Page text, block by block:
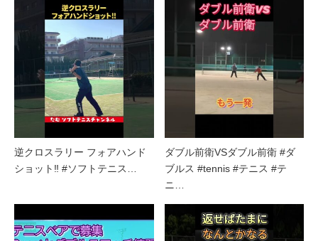
逆クロスラリー フォアハンド
ショット‼︎ #ソフトテニス…
ダブル前衛VSダブル前衛 #ダ
ブルス #tennis #テニス #テ
ニ…